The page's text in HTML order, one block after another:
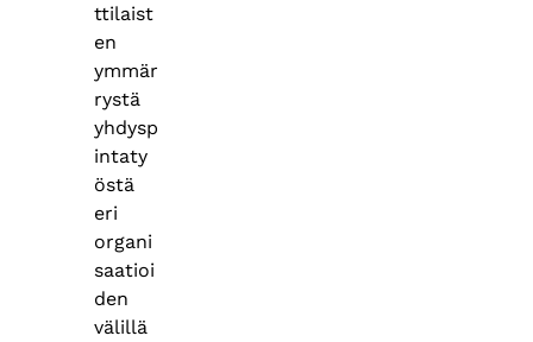
ttilaist
en
ymmär
rystä
yhdysp
intaty
östä
eri
organi
saatioi
den
välillä